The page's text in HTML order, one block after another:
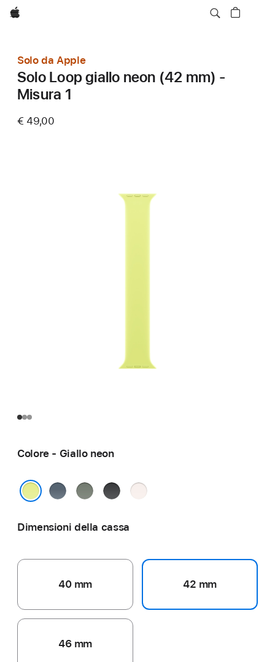
Apple
Solo da Apple
Solo Loop giallo neon (42 mm) -
Misura 1
€ 49,00
Colore - Giallo neon
Blu
Grigioverde
Nero
Rosa
Dimensioni della cassa
40 mm 42 mm
46 mm